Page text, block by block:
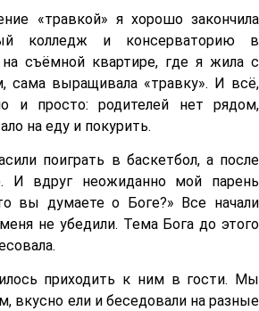
«травкой» я хорошо закончила
колледж и консерваторию в
на съёмной квартире, где я жила с
сама выращивала «травку». И всё,
и просто: родителей нет рядом,
на еду и покурить.
поиграть в баскетбол, а после
И вдруг неожиданно мой парень
вы думаете о Боге?» Все начали
не убедили. Тема Бога до этого
приходить к ним в гости. Мы
вкусно ели и беседовали на разные